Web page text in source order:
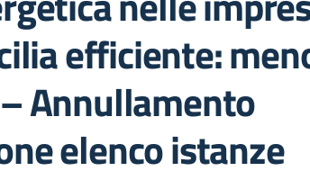
efficiente:
Annullamento
elenco istanze